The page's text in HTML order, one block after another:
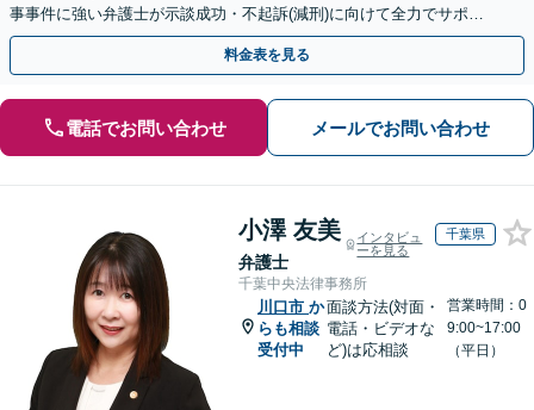
事事件に強い弁護士が示談成功・不起訴(減刑)に向けて全力でサポー
トします。【加害者側の相談専門】
料金表を見る
電話でお問い合わせ メールでお問い合わせ
小澤 友美
弁護士
インタビュ
ーを見る
千葉県
千葉中央法律事務所
川口市 か
らも相談
受付中
面談方法(対面・
電話・ビデオな
ど)は応相談
営業時間：0
9:00~17:00
（平日）